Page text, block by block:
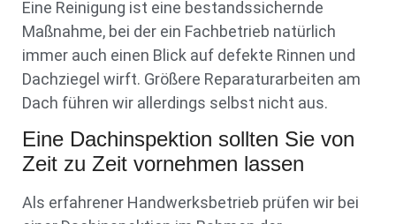
Eine Reinigung ist eine bestandssichernde
Maßnahme, bei der ein Fachbetrieb natürlich
immer auch einen Blick auf defekte Rinnen und
Dachziegel wirft. Größere Reparaturarbeiten am
Dach führen wir allerdings selbst nicht aus.
Eine Dachinspektion sollten Sie von
Zeit zu Zeit vornehmen lassen
Als erfahrener Handwerksbetrieb prüfen wir bei